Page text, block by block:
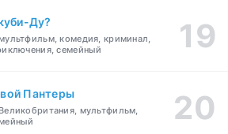
Ду?
комедия, криминал,
семейный
Пантеры
мультфильм,